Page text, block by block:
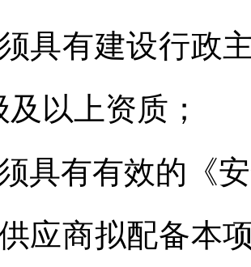
具有建设行政
及以上资质；
具有有效的《
应商拟配备本